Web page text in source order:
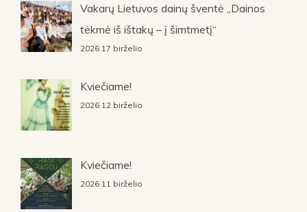
Vakarų Lietuvos dainų šventė „Dainos
tėkmė iš ištakų – į šimtmetį“
2026 17 birželio
Kviečiame!
2026 12 birželio
Kviečiame!
2026 11 birželio